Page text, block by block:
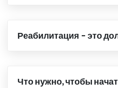
Реабилитация – это
Что нужно, чтобы